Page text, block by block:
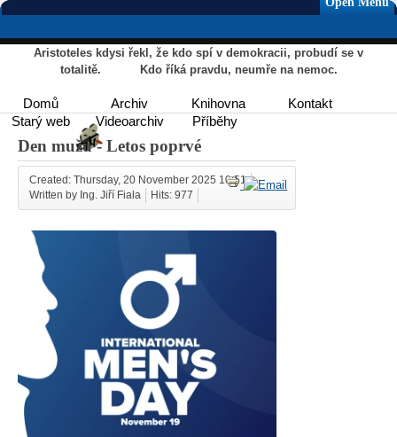
Aristoteles kdysi řekl, že kdo spí v demokracii, probudí se v
totalitě. Kdo říká pravdu, neumře na nemoc.
Domů Archiv Knihovna
Kontakt
Starý web
Videoarchiv Příběhy
Den mužů - Letos poprvé
Created: Thursday, 20 November 2025 10:51
Written by Ing. Jiří Fiala
Hits: 977